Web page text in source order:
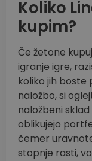
Koliko
kupim?
Če žetone
igranje igre,
koliko jih boste
naložbo, si
naložbeni
oblikujejo
čemer
stopnje rasti,